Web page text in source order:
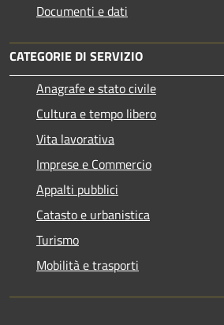
Documenti e dati
CATEGORIE DI SERVIZIO
Anagrafe e stato civile
Cultura e tempo libero
Vita lavorativa
Imprese e Commercio
Appalti pubblici
Catasto e urbanistica
Turismo
Mobilità e trasporti